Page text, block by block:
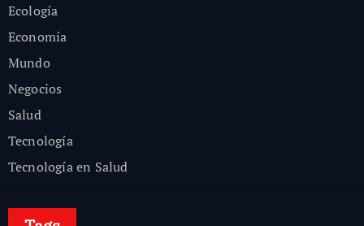
Ecología
Economía
Mundo
Negocios
Salud
Tecnología
Tecnología en Salud